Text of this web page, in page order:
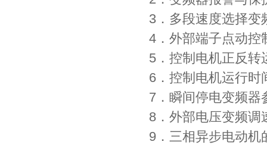
3．多段速度选择变
4．外部端子点动控
5．控制电机正反
6．控制电机运行时
7．瞬间停电变频器
8．外部电压变频调
9．三相异步电动机